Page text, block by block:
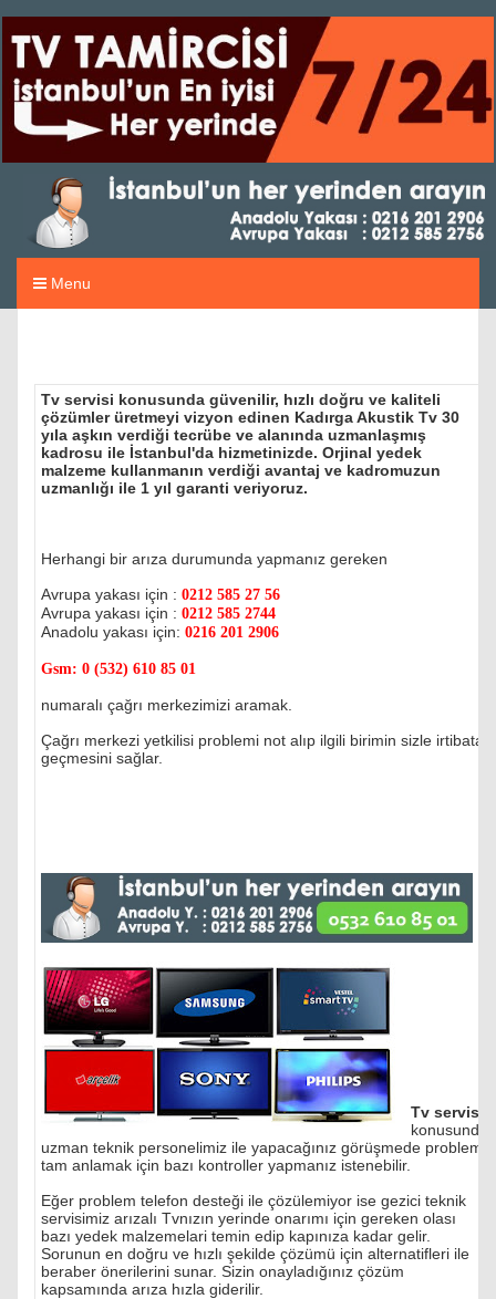
Menu
Tv servisi konusunda güvenilir, hızlı doğru ve kaliteli
çözümler üretmeyi vizyon edinen Kadırga Akustik Tv 30
yıla aşkın verdiği tecrübe ve alanında uzmanlaşmış
kadrosu ile İstanbul'da hizmetinizde. Orjinal yedek
malzeme kullanmanın verdiği avantaj ve kadromuzun
uzmanlığı ile 1 yıl garanti veriyoruz.
Herhangi bir arıza durumunda yapmanız gereken
Avrupa yakası için : 0212 585 27 56
Avrupa yakası için : 0212 585 2744
Anadolu yakası için: 0216 201 2906
Gsm: 0 (532) 610 85 01
numaralı çağrı merkezimizi aramak.
Çağrı merkezi yetkilisi problemi not alıp ilgili birimin sizle irtibata
geçmesini sağlar.
Tv servisi
konusunda
uzman teknik personelimiz ile yapacağınız görüşmede problemi
tam anlamak için bazı kontroller yapmanız istenebilir.
Eğer problem telefon desteği ile çözülemiyor ise gezici teknik
servisimiz arızalı Tvnızın yerinde onarımı için gereken olası
bazı yedek malzemelari temin edip kapınıza kadar gelir.
Sorunun en doğru ve hızlı şekilde çözümü için alternatifleri ile
beraber önerilerini sunar. Sizin onayladığınız çözüm
kapsamında arıza hızla giderilir.